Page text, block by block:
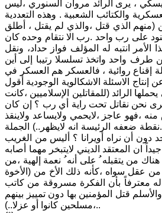
قنينة الويسكي ، يرى الرائد مروان السنوري ،ليس
والكتائب الشعبية . وهذه التعددية
(منهم الذي قتل ،والذي لم يقتل ، أطلق
على رب واحد .رب الا نتقام وحده كان
انتبه له المؤلف فواز حداد، ونقل
طرف واحد واتخذ تسلسلا رتيبا إلى أين
وسيلة إقناع روائية ، فالعسكر هم العسكر في
الاسئلة الاشكالوية الوجودية أقول
الرائد (للمقاتلين الإسلاميين ،كانت
نحن نقاتل تحت راية أي رب ؟ إن كان
بالتيئيس منه ،فهو عاجز ،لايحمي ولايساعد ولاينقذ
ضعفه الرئيسة انه لايظهر..) الجملة
دون أن نراه أويرانا ؟ أليس من الغريب
/ أولاد حارتنا ) والرائد يعي جيداً ان المعتقد الديني لايتبخر مهما أصابه
من يتقبله ُ على أنه ُ نعمة إلهية ،من
عقل سواه ،كأنه ذلك الأخ من (الأخوة
معترفاً بأن الفكرة مسروقة من كاتب
والأسلم قتل المؤمنين بها دون تمييز بينهم
،مسلحين كانوا أو عزلا..)..